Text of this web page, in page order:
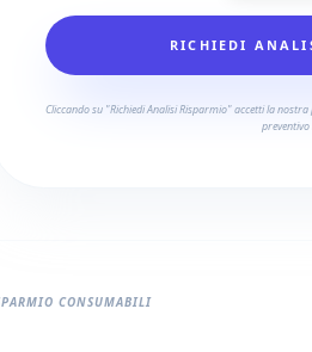
RICHIEDI
Cliccando su "Richiedi Analisi Risparmio" accetti la
CONSUMABILI